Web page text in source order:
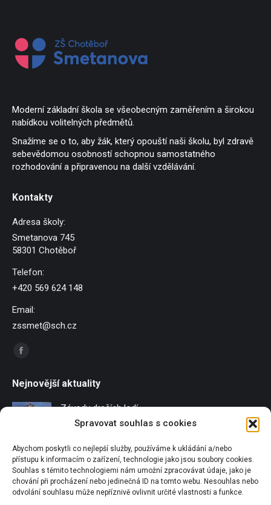
Spravovat souhlas s cookies
Abychom poskytli co nejlepší služby, používáme k ukládání a/nebo
přístupu k informacím o zařízení, technologie jako jsou soubory cookies.
Souhlas s těmito technologiemi nám umožní zpracovávat údaje, jako je
chování při procházení nebo jedinečná ID na tomto webu. Nesouhlas nebo
odvolání souhlasu může nepříznivě ovlivnit určité vlastnosti a funkce.
Moderní základní škola se všeobecným zaměřením a širokou
nabídkou volitelných předmětů.
Snažíme se o to, aby žák, který opouští naši školu, byl zdravě
sebevědomou osobností schopnou samostatného
rozhodování a připravenou na další vzdělávání.
Kontakty
Adresa školy:
Smetanova 745
58301 Chotěboř
Telefon:
+420 569 624 148
Email:
zssmet@sch.cz
Find us on:
opens
in
Nejnovější aktuality
Závody dračích lodí
21/06/2026
Sportování u Pilské nádrže
18/06/2026
Olympijský běh